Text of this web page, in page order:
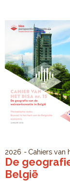
2026 Cahiers van
De
België